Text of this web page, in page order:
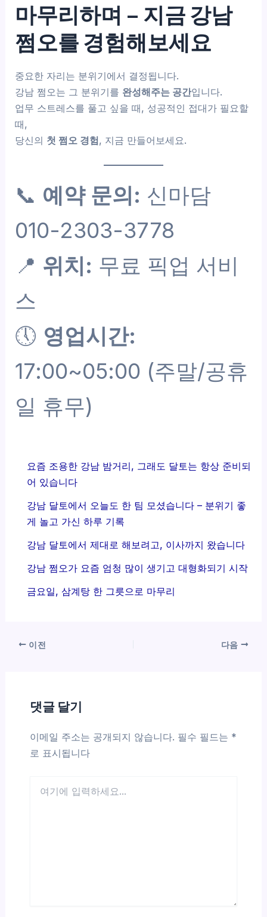
마무리하며 – 지금 강남
쩜오를 경험해보세요
중요한 자리는 분위기에서 결정됩니다.
강남 쩜오는 그 분위기를 완성해주는 공간입니다.
업무 스트레스를 풀고 싶을 때, 성공적인 접대가 필요할
때,
당신의 첫 쩜오 경험, 지금 만들어보세요.
📞 예약 문의: 신마담
010-2303-3778
📍 위치: 무료 픽업 서비
스
🕔 영업시간:
17:00~05:00 (주말/공휴
일 휴무)
요즘 조용한 강남 밤거리, 그래도 달토는 항상 준비되
어 있습니다
강남 달토에서 오늘도 한 팀 모셨습니다 – 분위기 좋
게 놀고 가신 하루 기록
강남 달토에서 제대로 해보려고, 이사까지 왔습니다
강남 쩜오가 요즘 엄청 많이 생기고 대형화되기 시작
금요일, 삼계탕 한 그릇으로 마무리
이전 다음
댓글 달기
이메일 주소는 공개되지 않습니다. 필수 필드는 *
로 표시됩니다